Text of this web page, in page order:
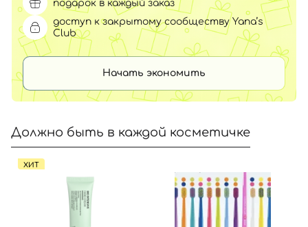
подарок в каждый заказ
доступ к закрытому сообществу Yana’s
Club
Начать экономить
Должно быть в каждой косметичке
ХИТ